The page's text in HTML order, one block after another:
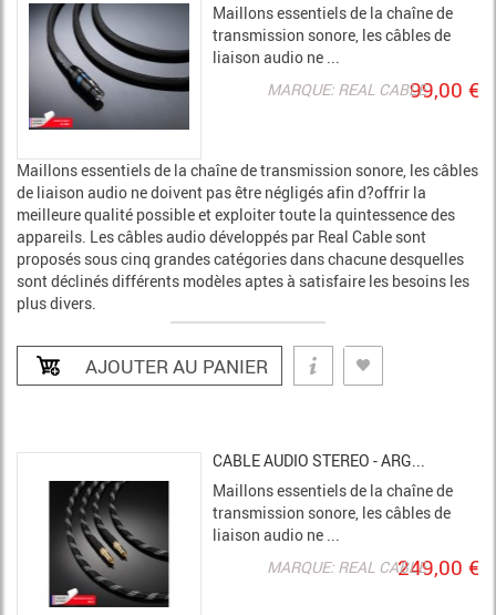
Maillons essentiels de la chaîne de
transmission sonore, les câbles de
liaison audio ne ...
MARQUE: REAL CABLE99,00 €
Maillons essentiels de la chaîne de transmission sonore, les câbles
de liaison audio ne doivent pas être négligés afin d?offrir la
meilleure qualité possible et exploiter toute la quintessence des
appareils. Les câbles audio développés par Real Cable sont
proposés sous cinq grandes catégories dans chacune desquelles
sont déclinés différents modèles aptes à satisfaire les besoins les
plus divers.
CABLE AUDIO STEREO - ARG...
Maillons essentiels de la chaîne de
transmission sonore, les câbles de
liaison audio ne ...
MARQUE: REAL CABLE249,00 €